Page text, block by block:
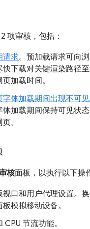
项审核，包括：
请求。预加载请求可向
下载对关键渲染路径至
加载时间。
字体加载期间出现不可
体加载期间保持可见状
。
核面板，以执行以下操
视口和用户代理设置。
板模拟移动设备。
CPU 节流功能。